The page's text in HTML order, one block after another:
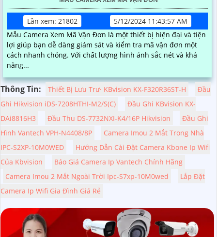
Lần xem: 21802
5/12/2024 11:43:57 AM
Mẫu Camera Xem Mã Vận Đơn là một thiết bị hiện đại và tiện
lợi giúp bạn dễ dàng giám sát và kiểm tra mã vận đơn một
cách nhanh chóng. Với chất lượng hình ảnh sắc nét và khả
năng...
Thông Tin: Thiết Bị Lưu Trư· KBvision KX-F320R36ST-H
Đầu
Ghi Hikvision iDS-7208HTHI-M2/S(C)
Đầu Ghi KBvision KX-
DAi8816H3
Đầu Thu DS-7732NXI-K4/16P Hikvision
Đầu Ghi
Hình Vantech VPH-N4408/8P
Camera Imou 2 Mắt Trong Nhà
IPC-S2XP-10M0WED
Hướng Dẫn Cài Đặt Camera Kbone Ip Wifi
Của Kbvision
Báo Giá Camera Ip Vantech Chính Hãng
Camera Imou 2 Mắt Ngoài Trời Ipc-S7xp-10M0wed
Lắp Đặt
Camera Ip Wifi Gia Đình Giá Rẻ